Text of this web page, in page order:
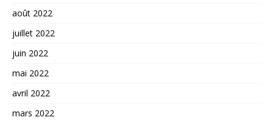
août 2022
juillet 2022
juin 2022
mai 2022
avril 2022
mars 2022